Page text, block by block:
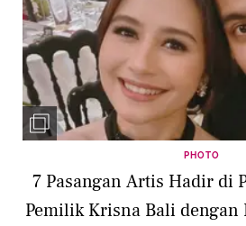
PHOTO
7 Pasangan Artis Hadir di
Pemilik Krisna Bali dengan